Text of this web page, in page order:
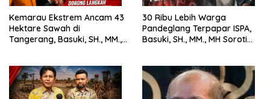
Kemarau Ekstrem Ancam 43
Hektare Sawah di
Tangerang, Basuki, SH., MM.,
30 Ribu Lebih Warga
Pandeglang Terpapar ISPA,
Basuki, SH., MM., MH Soroti